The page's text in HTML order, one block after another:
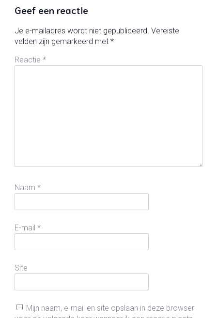
Geef een reactie
Je e-mailadres wordt niet gepubliceerd. Vereiste
velden zijn gemarkeerd met *
Reactie *
Naam *
E-mail *
Site
Mijn naam, e-mail en site opslaan in deze browser